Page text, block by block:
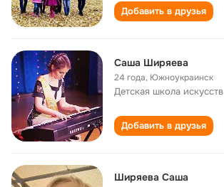
Добавить в друзья
Саша Ширяева
24 года, Южноукраинск
Детская школа искусств
Добавить в друзья
Ширяева Саша